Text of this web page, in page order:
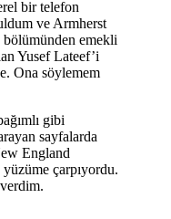
bir telefon
ve Armherst
emekli
Yusef Lateef’i
Ona söylemem
gibi
sayfalarda
England
yüzüme çarpıyordu.